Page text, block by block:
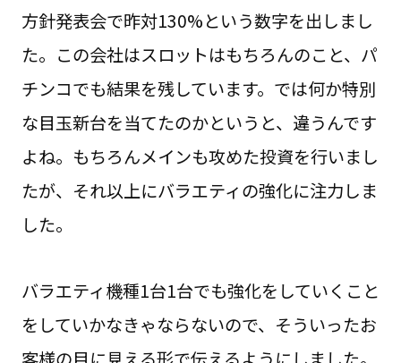
方針発表会で昨対130%という数字を出しまし
た。この会社はスロットはもちろんのこと、パ
チンコでも結果を残しています。では何か特別
な目玉新台を当てたのかというと、違うんです
よね。もちろんメインも攻めた投資を行いまし
たが、それ以上にバラエティの強化に注力しま
した。
バラエティ機種1台1台でも強化をしていくこと
をしていかなきゃならないので、そういったお